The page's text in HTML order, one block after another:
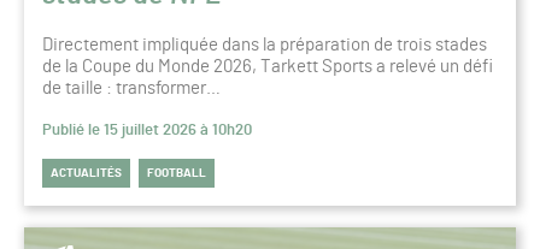
Directement impliquée dans la préparation de trois stades
de la Coupe du Monde 2026, Tarkett Sports a relevé un défi
de taille : transformer…
Publié le 15 juillet 2026 à 10h20
ACTUALITÉS FOOTBALL